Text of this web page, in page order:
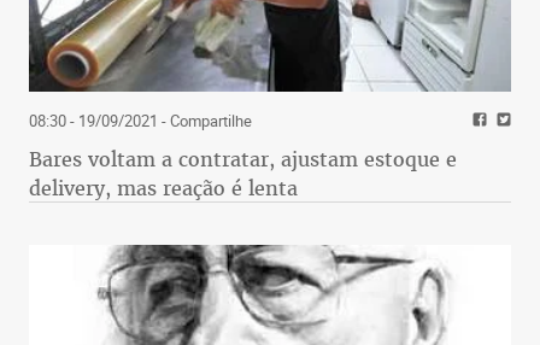
08:30 - 19/09/2021 - Compartilhe
Bares voltam a contratar, ajustam estoque e
delivery, mas reação é lenta